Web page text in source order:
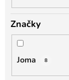
Značky
Joma 8